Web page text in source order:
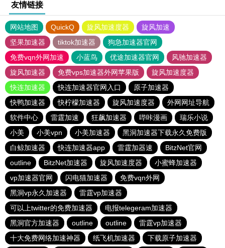
友情链接
网站地图 QuickQ 旋风加速度器
旋风加速
坚果加速器
tiktok加速器
狗急加速器官网
免费vqn外网加速
小蓝鸟 优途加速器官网
风驰加速器
旋风加速器
免费vps加速器外网苹果版
旋风加速度器
快连加速器
快连加速器官网入口
原子加速器
快鸭加速器
快柠檬加速器 旋风加速度器
外网网址导航
软件中心
雷霆加速 狂飙加速器 哔咔漫画
瑞乐小说
小美
小美vpn 小美加速器
黑洞加速器下载永久免费版
白鲸加速器
快连加速器app 雷霆加器速
BitzNet官网
outline
BitzNet加速器 旋风加速度器
小蜜蜂加速器
vp加速器官网
闪电猫加速器
免费vqn外网
黑洞vp永久加速器
雷霆vp加速器
可以上twitter的免费加速器
电报telegeram加速器
黑洞官方加速器
outline outline
雷霆vp加速器
十大免费网络加速神器
纸飞机加速器 下载原子加速器